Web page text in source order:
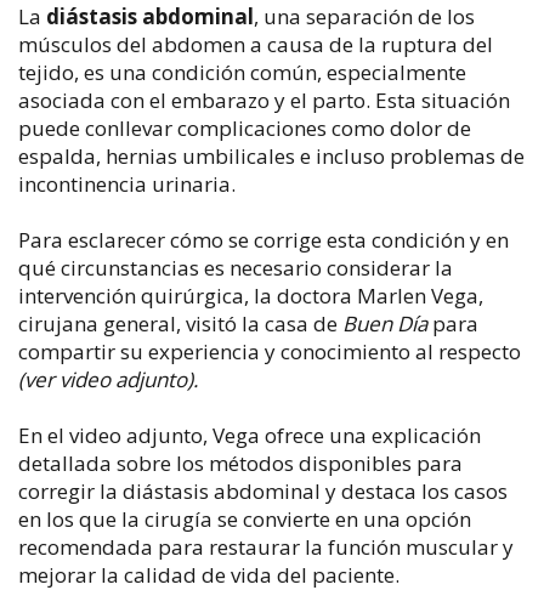
La diástasis abdominal, una separación de los
músculos del abdomen a causa de la ruptura del
tejido, es una condición común, especialmente
asociada con el embarazo y el parto. Esta situación
puede conllevar complicaciones como dolor de
espalda, hernias umbilicales e incluso problemas de
incontinencia urinaria.
Para esclarecer cómo se corrige esta condición y en
qué circunstancias es necesario considerar la
intervención quirúrgica, la doctora Marlen Vega,
cirujana general, visitó la casa de Buen Díapara
compartir su experiencia y conocimiento al respecto
(ver video adjunto).
En el video adjunto, Vega ofrece una explicación
detallada sobre los métodos disponibles para
corregir la diástasis abdominal y destaca los casos
en los que la cirugía se convierte en una opción
recomendada para restaurar la función muscular y
mejorar la calidad de vida del paciente.